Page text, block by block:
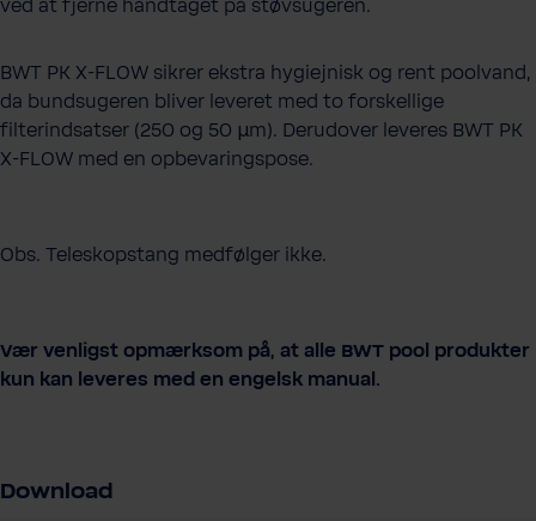
ved at fjerne håndtaget på støvsugeren.
BWT PK X-FLOW sikrer ekstra hygiejnisk og rent poolvand,
da bundsugeren bliver leveret med to forskellige
filterindsatser (250 og 50 µm). Derudover leveres BWT PK
X-FLOW med en opbevaringspose.
Obs. Teleskopstang medfølger ikke.
Vær venligst opmærksom på, at alle BWT pool produkter
kun kan leveres med en engelsk manual.
Download